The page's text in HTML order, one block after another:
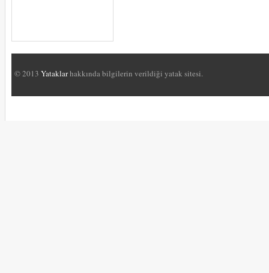
© 2013 Yataklarhakkında bilgilerin verildiği yatak sitesi.